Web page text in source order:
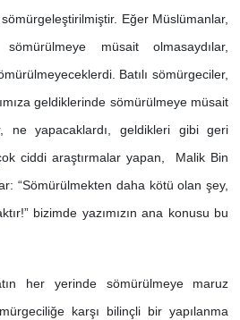
Eğer Müslümanlar,
müsait olmasaydılar,
Batılı sömürgeciler,
geldiklerinde sömürülmeye müsait
ne yapacaklardı, geldikleri gibi geri
ciddi araştırmalar yapan, Malik Bin
“Sömürülmekten daha kötü olan şey,
bizimde yazımızın ana konusu bu
her yerinde sömürülmeye maruz
karşı bilinçli bir yapılanma